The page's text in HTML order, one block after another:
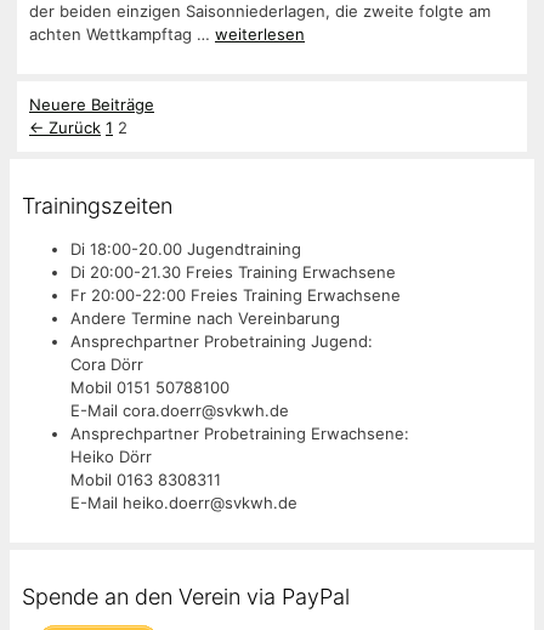
der beiden einzigen Saisonniederlagen, die zweite folgte am
achten Wettkampftag … weiterlesen
Neuere Beiträge
← Zurück Seite
1 Seite
2
Trainingszeiten
Di 18:00-20.00 Jugendtraining
Di 20:00-21.30 Freies Training Erwachsene
Fr 20:00-22:00 Freies Training Erwachsene
Andere Termine nach Vereinbarung
Ansprechpartner Probetraining Jugend:
Cora Dörr
Mobil 0151 50788100
E-Mail cora.doerr@svkwh.de
Ansprechpartner Probetraining Erwachsene:
Heiko Dörr
Mobil 0163 8308311
E-Mail heiko.doerr@svkwh.de
Spende an den Verein via PayPal